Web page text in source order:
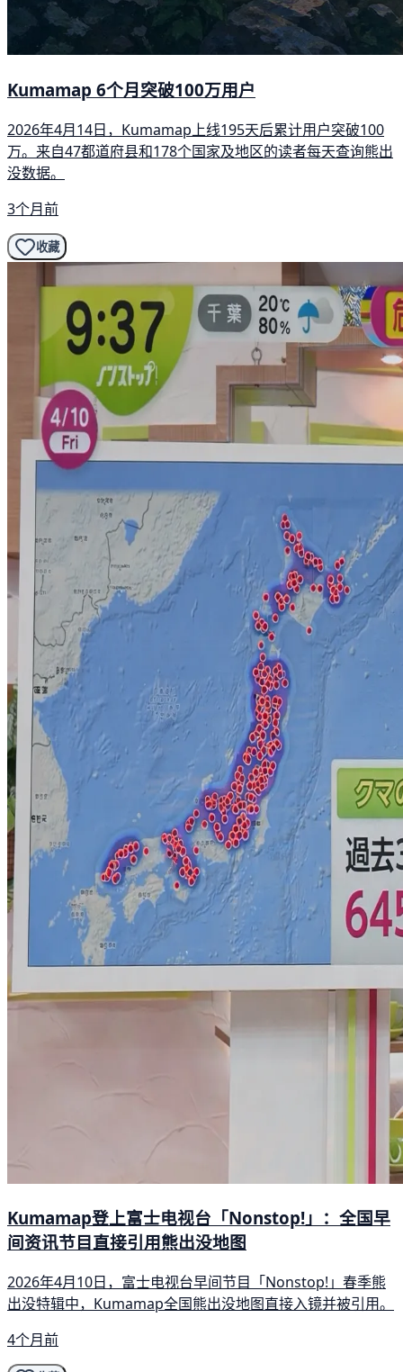
Kumamap 6个月突破100万用户
2026年4月14日，Kumamap上线195天后累计用户突破100
万。来自47都道府县和178个国家及地区的读者每天查询熊出
没数据。
3个月前
收藏
Kumamap登上富士电视台「Nonstop!」：全国早
间资讯节目直接引用熊出没地图
2026年4月10日，富士电视台早间节目「Nonstop!」春季熊
出没特辑中，Kumamap全国熊出没地图直接入镜并被引用。
4个月前